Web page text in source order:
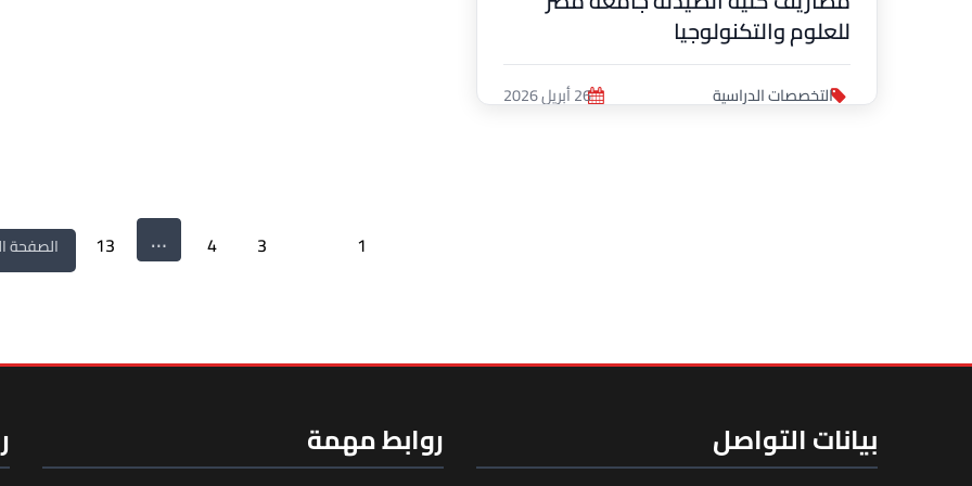
للعلوم والتكنولوجيا
التخصصات الدراسية 26 أبريل 2026
1
3
4
…
13 الصفحة
بيانات التواصل روابط مهمة